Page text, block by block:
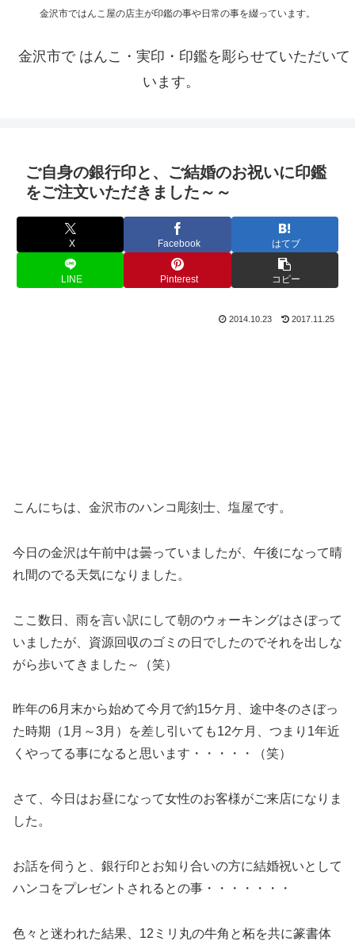
金沢市ではんこ屋の店主が印鑑の事や日常の事を綴っています。
金沢市で はんこ・実印・印鑑を彫らせていただいて
います。
ご自身の銀行印と、ご結婚のお祝いに印鑑
をご注文いただきました～～
X Facebook はてブ
LINE Pinterest コピー
2014.10.23 2017.11.25
こんにちは、金沢市のハンコ彫刻士、塩屋です。
今日の金沢は午前中は曇っていましたが、午後になって晴
れ間のでる天気になりました。
ここ数日、雨を言い訳にして朝のウォーキングはさぼって
いましたが、資源回収のゴミの日でしたのでそれを出しな
がら歩いてきました～（笑）
昨年の6月末から始めて今月で約15ケ月、途中冬のさぼっ
た時期（1月～3月）を差し引いても12ケ月、つまり1年近
くやってる事になると思います・・・・・（笑）
さて、今日はお昼になって女性のお客様がご来店になりま
した。
お話を伺うと、銀行印とお知り合いの方に結婚祝いとして
ハンコをプレゼントされるとの事・・・・・・・
色々と迷われた結果、12ミリ丸の牛角と柘を共に篆書体